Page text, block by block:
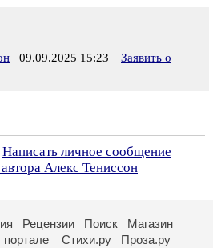
09.09.2025 15:23
Заявить о
Написать личное сообщение
Алекс Тениссон
Рецензии Поиск
Магазин
Стихи.ру Проза.ру